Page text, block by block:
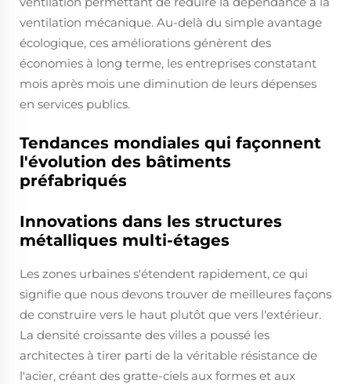
ventilation mécanique. Au-delà du simple avantage
écologique, ces améliorations génèrent des
économies à long terme, les entreprises constatant
mois après mois une diminution de leurs dépenses
en services publics.
Tendances mondiales qui façonnent
l'évolution des bâtiments
préfabriqués
Innovations dans les structures
métalliques multi-étages
Les zones urbaines s'étendent rapidement, ce qui
signifie que nous devons trouver de meilleures façons
de construire vers le haut plutôt que vers l'extérieur.
La densité croissante des villes a poussé les
architectes à tirer parti de la véritable résistance de
l'acier, créant des gratte-ciels aux formes et aux